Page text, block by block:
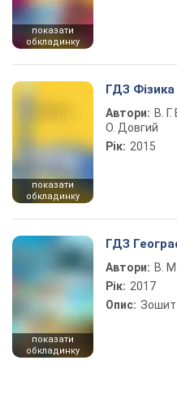
показати
обкладинку
показати
обкладинку
ГДЗ Фізика
Автори: В.
О. Довгий
Рік: 2015
показати
обкладинку
ГДЗ
Автори: В.
Рік: 2017
Опис: Зошит